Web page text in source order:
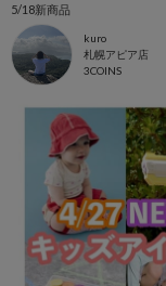
5/18新商品
kuro
札幌アピア店
3COINS